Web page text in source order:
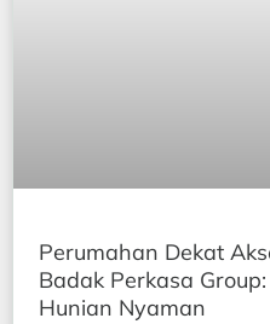
Perumahan Dekat
Badak Perkasa
Hunian Nyaman